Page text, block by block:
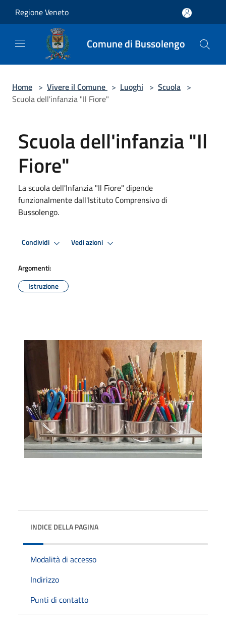
Regione Veneto
Comune di Bussolengo
Home > Vivere il Comune > Luoghi > Scuola >
Scuola dell'infanzia "Il Fiore"
Scuola dell'infanzia "Il
Fiore"
La scuola dell'Infanzia "Il Fiore" dipende
funzionalmente dall'Istituto Comprensivo di
Bussolengo.
Condividi Vedi azioni
Argomenti:
Istruzione
INDICE DELLA PAGINA
Modalità di accesso
Indirizzo
Punti di contatto